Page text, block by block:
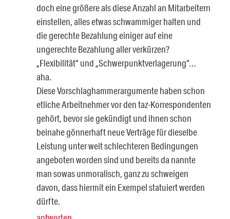
doch eine größere als diese Anzahl an Mitarbeitern
einstellen, alles etwas schwammiger halten und
die gerechte Bezahlung einiger auf eine
ungerechte Bezahlung aller verkürzen?
„Flexibilität“ und „Schwerpunktverlagerung“…
aha.
Diese Vorschlaghammerargumente haben schon
etliche Arbeitnehmer vor den taz-Korrespondenten
gehört, bevor sie gekündigt und ihnen schon
beinahe gönnerhaft neue Verträge für dieselbe
Leistung unter weit schlechteren Bedingungen
angeboten worden sind und bereits da nannte
man sowas unmoralisch, ganz zu schweigen
davon, dass hiermit ein Exempel statuiert werden
dürfte.